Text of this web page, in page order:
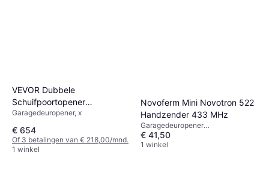
VEVOR Dubbele
Schuifpoortopener
Garagedeuropener
Aandrijving 300kg 2,74m
Garagedeuropener, x
€ 654
Of 3 betalingen van € 218,00/mnd.
1 winkel
Novoferm Mini Novotron 522
Handzender 433 MHz
Garagedeuropener
afstandsbediening, x
€ 41,50
1 winkel